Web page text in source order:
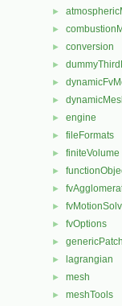
►
►
► conversion
►
►
►
► engine
► fileFormats
► finiteVolume
►
►
►
► fvOptions
►
► lagrangian
► mesh
► meshTools